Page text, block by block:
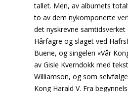
tallet. Men, av albumets
to av dem nykomponerte
det nyskrevne samtidsverket
Hårfagre og slaget ved
Buene, og singelen «Vår
av Gisle Kverndokk med
Williamson, og som
Kong Harald V. Fra